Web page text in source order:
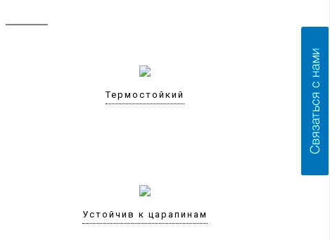
Термостойкий
Устойчив к царапинам